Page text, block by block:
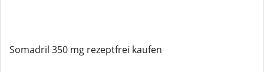
Somadril 350 mg rezeptfrei kaufen